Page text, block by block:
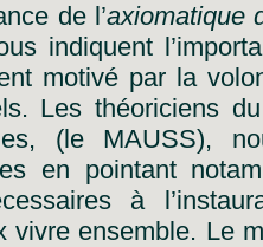
de l’axiomatique
indiquent ’
motivé par la
Les théoriciens du
(le MAUSS),
en pointant
à
vivre ensemble. Le